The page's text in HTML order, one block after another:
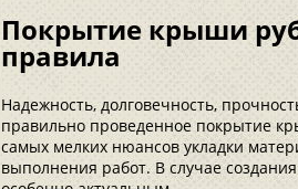
Покрытие крыши
правила
Надежность, долговечность,
правильно проведенное покрытие
самых мелких нюансов укладки
выполнения работ. В случае